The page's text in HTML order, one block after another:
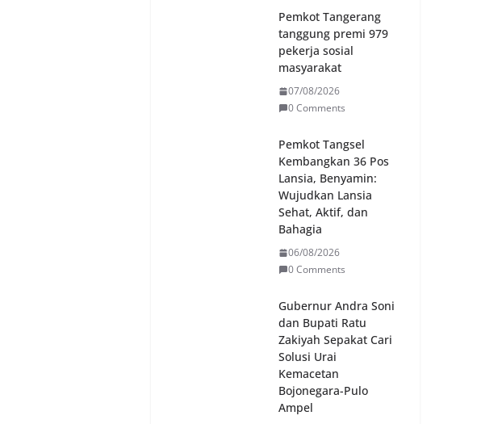
Pemkot Tangerang
tanggung premi 979
pekerja sosial
masyarakat
07/08/2026
0 Comments
Pemkot Tangsel
Kembangkan 36 Pos
Lansia, Benyamin:
Wujudkan Lansia
Sehat, Aktif, dan
Bahagia
06/08/2026
0 Comments
Gubernur Andra Soni
dan Bupati Ratu
Zakiyah Sepakat Cari
Solusi Urai
Kemacetan
Bojonegara-Pulo
Ampel